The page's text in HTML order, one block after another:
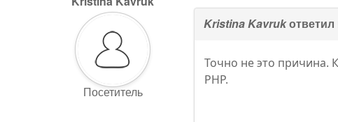
Посетитель
Kristina Kavruk
Точно не это причина.
PHP.